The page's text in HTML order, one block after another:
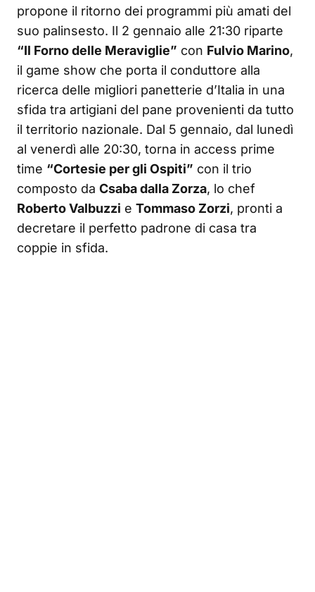
propone il ritorno dei programmi più amati del
suo palinsesto. Il 2 gennaio alle 21:30 riparte
“Il Forno delle Meraviglie” con Fulvio Marino,
il game show che porta il conduttore alla
ricerca delle migliori panetterie d’Italia in una
sfida tra artigiani del pane provenienti da tutto
il territorio nazionale. Dal 5 gennaio, dal lunedì
al venerdì alle 20:30, torna in access prime
time “Cortesie per gli Ospiti” con il trio
composto da Csaba dalla Zorza, lo chef
Roberto Valbuzzi e Tommaso Zorzi, pronti a
decretare il perfetto padrone di casa tra
coppie in sfida.